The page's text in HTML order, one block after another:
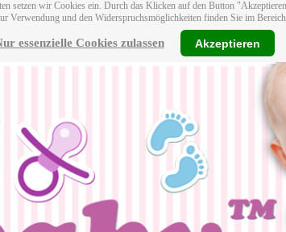
setzen wir Cookies ein. Durch das Klicken auf den Button
Verwendung und den Widerspruchsmöglichkeiten finden Sie im Bereich
essenzielle Cookies zulassen Akzeptieren